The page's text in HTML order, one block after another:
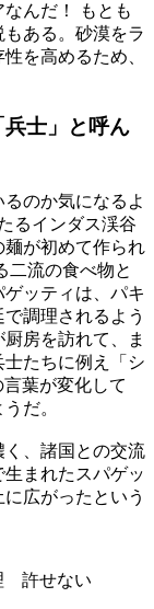
んだ！ もとも
ある。砂漠をラ
を高めるため、
士」と呼ん
のか気になるよ
るインダス渓谷
が初めて作られ
二流の食べ物と
ッティは、パキ
調理されるよう
房を訪れて、ま
たちに例え「シ
葉が変化して
だ。
く、諸国との交流
まれたスパゲッ
広がったという